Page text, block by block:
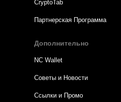
CryptoTab
Партнерская Программа
Дополнительно
NC Wallet
Советы и Новости
Ссылки и Промо